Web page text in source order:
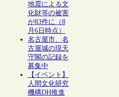
地震による文
化財等の被害
が83件に（8
月6日時点）
名古屋市、名
古屋城の現天
守閣の記録を
募集中
【イベント】
人間文化研究
機構DH推進